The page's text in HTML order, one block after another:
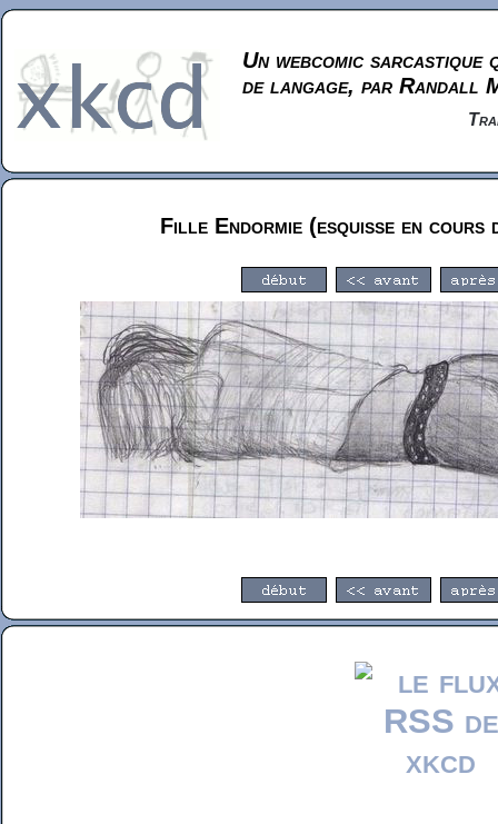
Un webcomic sarcastique
de langage, par Randall
Fille Endormie (esquisse en cours